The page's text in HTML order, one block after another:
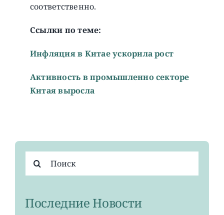
соответственно.
Ссылки по теме:
Инфляция в Китае ускорила рост
Активность в промышленно секторе
Китая выросла
поиска:
Последние Новости